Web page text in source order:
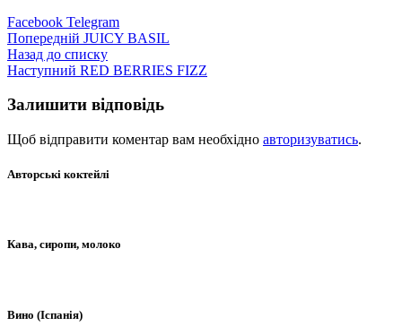
Facebook Telegram
Попередній JUICY BASIL
Назад до списку
Наступний RED BERRIES FIZZ
Залишити відповідь
Щоб відправити коментар вам необхідно авторизуватись.
Авторські коктейлі
Кава, сиропи, молоко
Вино (Іспанія)